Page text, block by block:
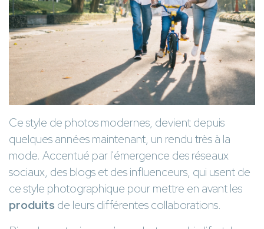
Ce style de photos modernes, devient depuis
quelques années maintenant, un rendu très à la
mode. Accentué par l'émergence des réseaux
sociaux, des blogs et des influenceurs, qui usent de
ce style photographique pour mettre en avant les
produits de leurs différentes collaborations.